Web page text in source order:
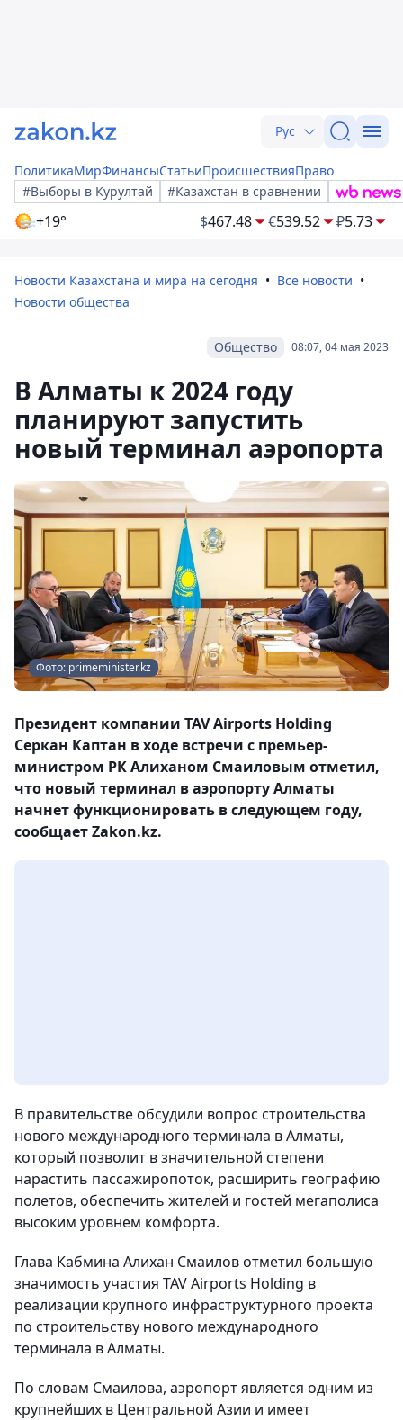
Рус
ПолитикаМирФинансыСтатьиПроисшествияПраво
#Выборы в Курултай
#Казахстан в сравнении
+19° $467.48 €539.52 ₽5.73
Новости Казахстана и мира на сегодня
Все новости
Новости общества
08:07, 04 мая 2023
Общество
В Алматы к 2024 году
планируют запустить
новый терминал аэропорта
Фото: primeminister.kz
Президент компании TAV Airports Holding
Серкан Каптан в ходе встречи с премьер-
министром РК Алиханом Смаиловым отметил,
что новый терминал в аэропорту Алматы
начнет функционировать в следующем году,
сообщает Zakon.kz.
В правительстве обсудили вопрос строительства
нового международного терминала в Алматы,
который позволит в значительной степени
нарастить пассажиропоток, расширить географию
полетов, обеспечить жителей и гостей мегаполиса
высоким уровнем комфорта.
Глава Кабмина Алихан Смаилов отметил большую
значимость участия TAV Airports Holding в
реализации крупного инфраструктурного проекта
по строительству нового международного
терминала в Алматы.
По словам Смаилова, аэропорт является одним из
крупнейших в Центральной Азии и имеет